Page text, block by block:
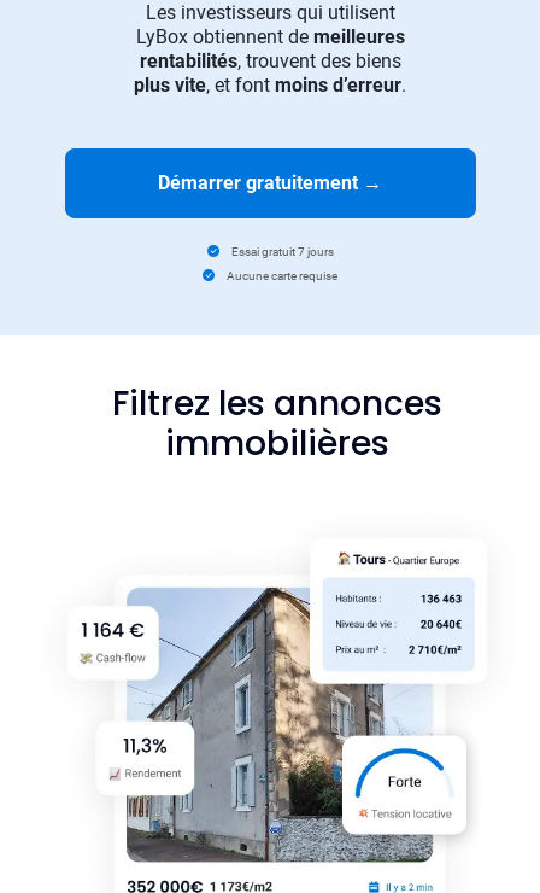
Les investisseurs qui utilisent
LyBox obtiennent de meilleures
rentabilités, trouvent des biens
plus vite, et font moins d’erreur.
Démarrer gratuitement →
Essai gratuit 7 jours
Aucune carte requise
Filtrez les annonces
immobilières